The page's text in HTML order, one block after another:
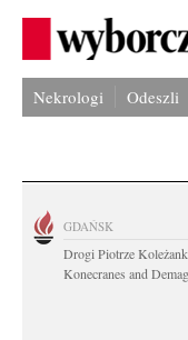
Nekrologi Odeszli
GDAŃSK
Drogi Piotrze
Konecranes and